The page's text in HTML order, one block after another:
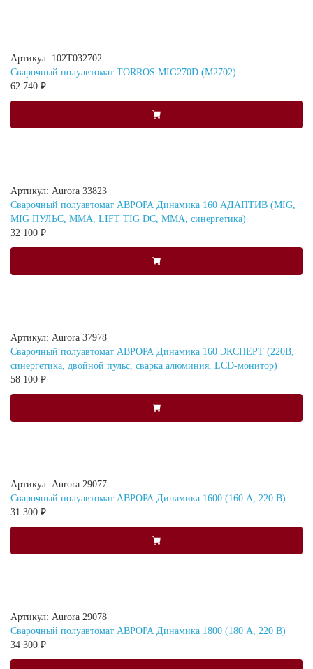
Артикул: 102Т032702
Сварочный полуавтомат TORROS MIG270D (M2702)
62 740 ₽
Артикул: Aurora 33823
Сварочный полуавтомат АВРОРА Динамика 160 АДАПТИВ (MIG,
MIG ПУЛЬС, MMA, LIFT TIG DC, MMA, синергетика)
32 100 ₽
Артикул: Aurora 37978
Сварочный полуавтомат АВРОРА Динамика 160 ЭКСПЕРТ (220В,
синергетика, двойной пульс, сварка алюминия, LCD-монитор)
58 100 ₽
Артикул: Aurora 29077
Сварочный полуавтомат АВРОРА Динамика 1600 (160 А, 220 В)
31 300 ₽
Артикул: Aurora 29078
Сварочный полуавтомат АВРОРА Динамика 1800 (180 А, 220 В)
34 300 ₽